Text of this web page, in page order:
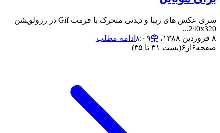
سری عکس های زیبا و دیدنی متحرک با فرمت Gif در رزولویشن
240x320...
۸ فروردین ۱۳۸۸،‏ ۸:۰۹
ادامه مطلب
صفحه۶ از ۶(پست ۳۱ تا ۳۵)